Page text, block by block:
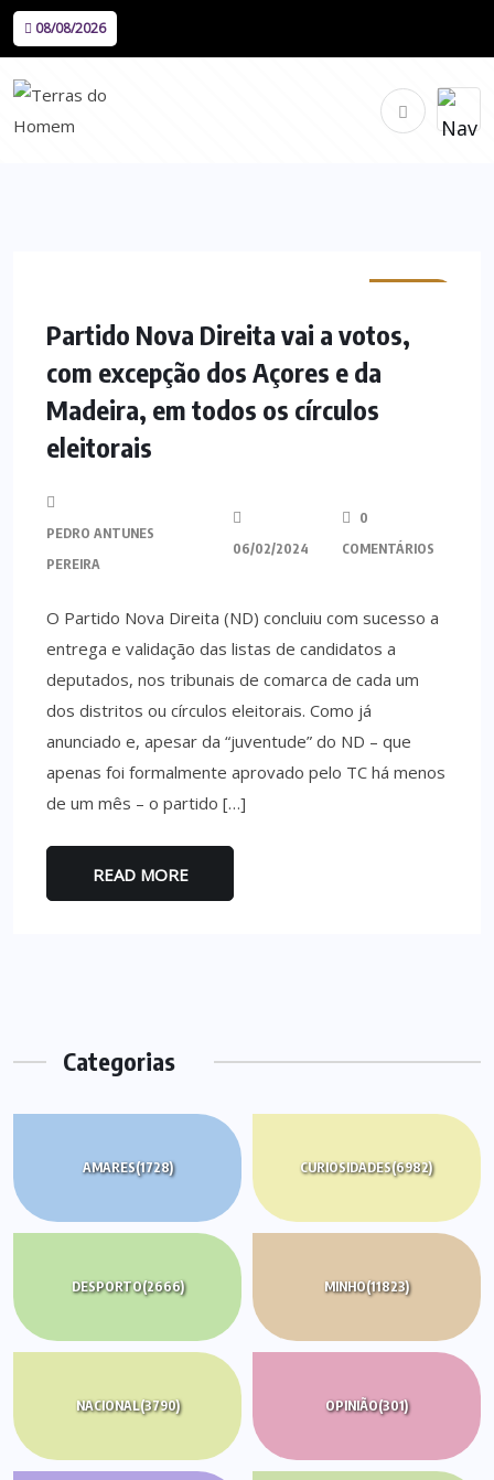
08/08/2026
Partido Nova Direita vai a votos,
com excepção dos Açores e da
Madeira, em todos os círculos
eleitorais
PEDRO ANTUNES
PEREIRA
06/02/2024
0
COMENTÁRIOS
O Partido Nova Direita (ND) concluiu com sucesso a
entrega e validação das listas de candidatos a
deputados, nos tribunais de comarca de cada um
dos distritos ou círculos eleitorais. Como já
anunciado e, apesar da “juventude” do ND – que
apenas foi formalmente aprovado pelo TC há menos
de um mês – o partido […]
READ MORE
Categorias
AMARES(1728) CURIOSIDADES(6982)
DESPORTO(2666) MINHO(11823)
NACIONAL(3790) OPINIÃO(301)